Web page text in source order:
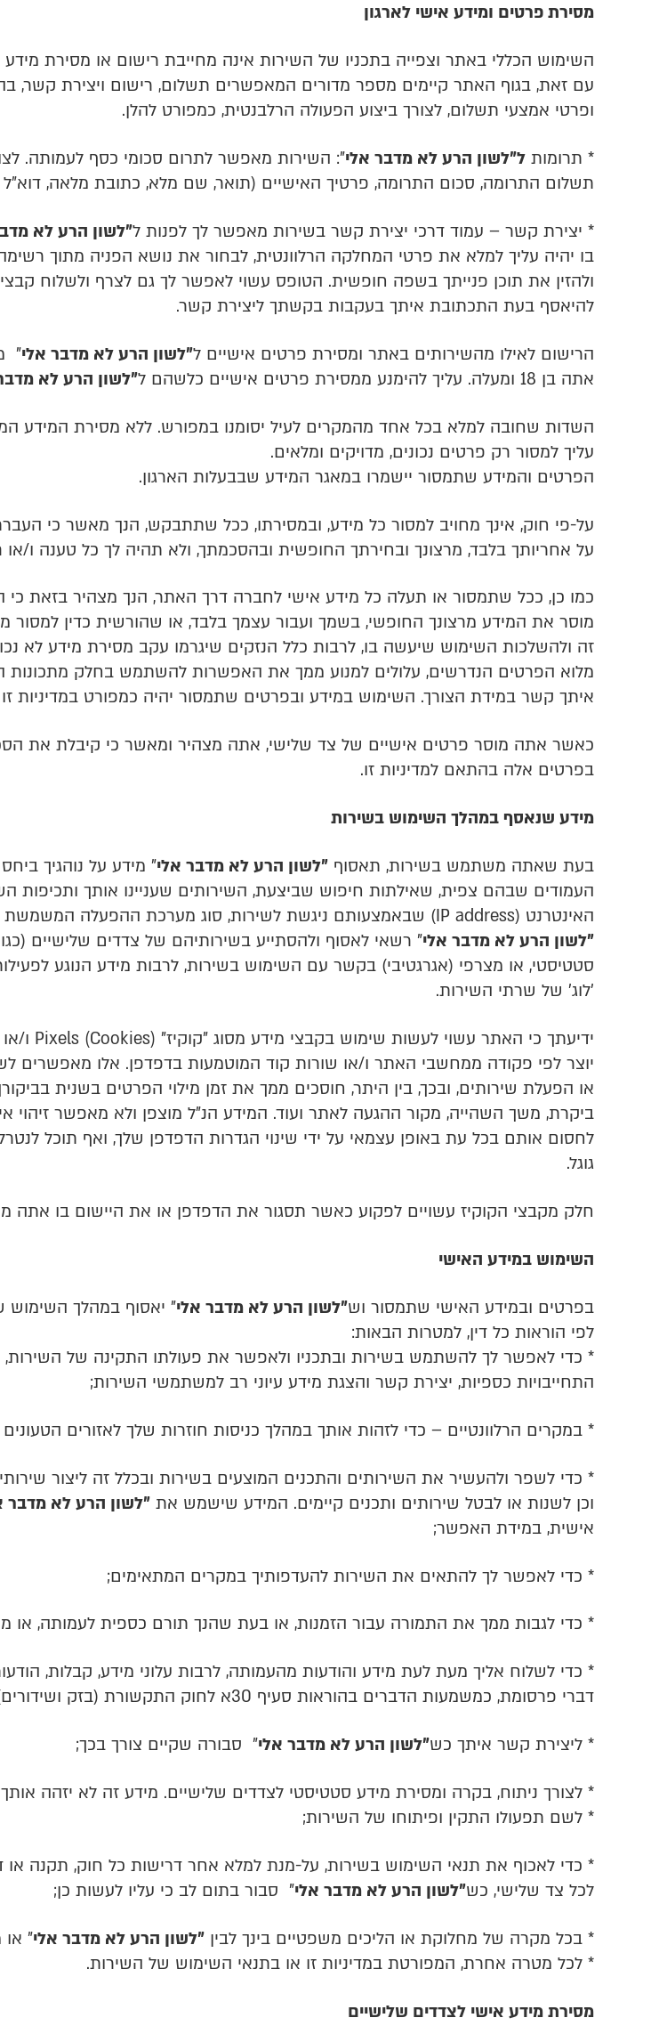
מסירת פרטים ומידע אישי לארגון
השימוש הכללי באתר וצפייה בתכניו של השירות אינה מחייבת רישום או מסירת מידע
עם זאת, בגוף האתר קיימים מספר מדורים המאפשרים תשלום, רישום ויצירת
ופרטי אמצעי תשלום, לצורך ביצוע הפעולה הרלבנטית, כמפורט להלן.
* תרומות ל"לשון הרע לא מדבר אלי": השירות מאפשר לתרום סכומי כסף לעמותה.
תשלום התרומה, סכום התרומה, פרטיך האישיים (תואר, שם מלא, כתובת מלאה, דוא"ל
* יצירת קשר – עמוד דרכי יצירת קשר בשירות מאפשר לך לפנות ל"לשון הרע לא
בו יהיה עליך למלא את פרטי המחלקה הרלוונטית, לבחור את נושא הפניה מתוך
ולהזין את תוכן פנייתך בשפה חופשית. הטופס עשוי לאפשר לך גם לצרף ולשלוח
להיאסף בעת התכתובת איתך בעקבות בקשתך ליצירת קשר.
הרישום לאילו מהשירותים באתר ומסירת פרטים אישיים ל"לשון הרע לא מדבר אלי"
אתה בן 18 ומעלה. עליך להימנע ממסירת פרטים אישיים כלשהם ל
"לשון הרע לא
השדות שחובה למלא בכל אחד מהמקרים לעיל יסומנו במפורש. ללא מסירת
עליך למסור רק פרטים נכונים, מדויקים ומלאים.
הפרטים והמידע שתמסור יישמרו במאגר המידע שבבעלות הארגון.
על-פי חוק, אינך מחויב למסור כל מידע, ובמסירתו, ככל שתתבקש, הנך מאשר כי
על אחריותך בלבד, מרצונך ובחירתך החופשית ובהסכמתך, ולא תהיה לך כל טענה ו/
כמו כן, ככל שתמסור או תעלה כל מידע אישי לחברה דרך האתר, הנך מצהיר בזאת כי
מוסר את המידע מרצונך החופשי, בשמך ועבור עצמך בלבד, או שהורשית כדין
זה ולהשלכות השימוש שיעשה בו, לרבות כלל הנזקים שיגרמו עקב מסירת מידע לא
מלוא הפרטים הנדרשים, עלולים למנוע ממך את האפשרות להשתמש בחלק מתכונות
איתך קשר במידת הצורך. השימוש במידע ובפרטים שתמסור יהיה כמפורט במדיניות זו
כאשר אתה מוסר פרטים אישיים של צד שלישי, אתה מצהיר ומאשר כי קיבלת את
בפרטים אלה בהתאם למדיניות זו.
מידע שנאסף במהלך השימוש בשירות
בעת שאתה משתמש בשירות, תאסוף "לשון הרע לא מדבר אלי" מידע על נוהגיך
העמודים שבהם צפית, שאילתות חיפוש שביצעת, השירותים שעניינו אותך
האינטרנט (IP address) שבאמצעותם ניגשת לשירות, סוג מערכת ההפעלה המשמשת אותך, סוג מכשיר קצה שברשותך ומידע אודותיו, ועוד. בנוסף,
"לשון הרע לא מדבר אלי"
סטטיסטי, או מצרפי (אגרגטיבי) בקשר עם השימוש בשירות, לרבות מידע הנוגע
'לוג' של שרתי השירות.
יוצר לפי פקודה ממחשבי האתר ו/או שורות קוד המוטמעות בדפדפן. אלו מאפשרים
או הפעלת שירותים, ובכך, בין היתר, חוסכים ממך את זמן מילוי הפרטים בשנית
ביקרת, משך השהייה, מקור ההגעה לאתר ועוד. המידע הנ"ל מוצפן ולא מאפשר זיהוי
גוגל.
חלק מקבצי הקוקיז עשויים לפקוע כאשר תסגור את הדפדפן או את היישום בו אתה
השימוש במידע האישי
בפרטים ובמידע האישי שתמסור וש"לשון הרע לא מדבר אלי" יאסוף במהלך השימוש
לפי הוראות כל דין, למטרות הבאות:
* כדי לאפשר לך להשתמש בשירות ובתכניו ולאפשר את פעולתו התקינה של השירות,
התחייבויות כספיות, יצירת קשר והצגת מידע עיוני רב למשתמשי השירות;
* במקרים הרלוונטיים – כדי לזהות אותך במהלך כניסות חוזרות שלך לאזורים
* כדי לשפר ולהעשיר את השירותים והתכנים המוצעים בשירות ובכלל זה ליצור
וכן לשנות או לבטל שירותים ותכנים קיימים. המידע שישמש את "לשון הרע לא מדבר
אישית, במידת האפשר;
* כדי לאפשר לך להתאים את השירות להעדפותיך במקרים המתאימים;
* כדי לגבות ממך את התמורה עבור הזמנות, או בעת שהנך תורם כספית לעמותה,
* כדי לשלוח אליך מעת לעת מידע והודעות מהעמותה, לרבות עלוני מידע, קבלות,
דברי פרסומת, כמשמעות הדברים בהוראות סעיף 30א לחוק התקשורת (בזק ושידורים), התשמ"ב – 1982;
* ליצירת קשר איתך כש"לשון הרע לא מדבר אלי" סבורה שקיים צורך בכך;
* לצורך ניתוח, בקרה ומסירת מידע סטטיסטי לצדדים שלישיים. מידע זה לא יזהה
* לשם תפעולו התקין ופיתוחו של השירות;
* כדי לאכוף את תנאי השימוש בשירות, על-מנת למלא אחר דרישות כל חוק, תקנה או
לכל צד שלישי, כש"לשון הרע לא מדבר אלי" סבור בתום לב כי עליו לעשות כן;
* בכל מקרה של מחלוקת או הליכים משפטיים בינך לבין "לשון הרע לא מדבר אלי"
* לכל מטרה אחרת, המפורטת במדיניות זו או בתנאי השימוש של השירות.
מסירת מידע אישי לצדדים שלישיים